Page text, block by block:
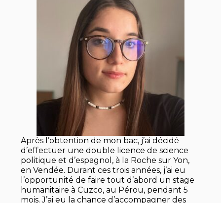
Après l’obtention de mon bac, j’ai décidé
d’effectuer une double licence de science
politique et d’espagnol, à la Roche sur Yon,
en Vendée. Durant ces trois années, j’ai eu
l’opportunité de faire tout d’abord un stage
humanitaire à Cuzco, au Pérou, pendant 5
mois. J’ai eu la chance d’accompagner des